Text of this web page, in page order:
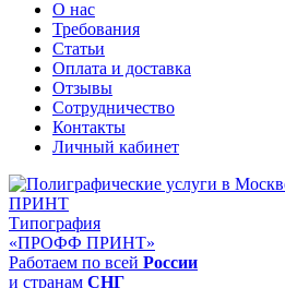
О нас
Требования
Статьи
Оплата и доставка
Отзывы
Сотрудничество
Контакты
Личный кабинет
Типография
«ПРОФФ ПРИНТ»
Работаем по всей России
и странам СНГ